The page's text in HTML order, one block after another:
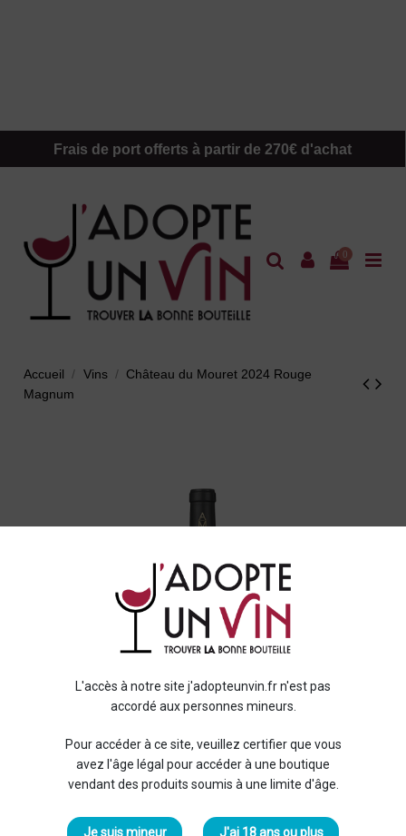
L'accès à notre site j'adopteunvin.fr n'est pas
accordé aux personnes mineurs.
Pour accéder à ce site, veuillez certifier que vous
avez l'âge légal pour accéder à une boutique
vendant des produits soumis à une limite d'âge.
Je suis mineur J'ai 18 ans ou plus
Frais de port offerts à partir de 270€ d'achat
0
Accueil Vins
Château du Mouret 2024 Rouge
Magnum